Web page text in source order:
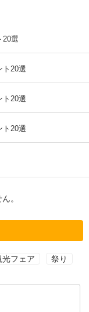
20選
ト20選
ト20選
ト20選
。
フェア 祭り